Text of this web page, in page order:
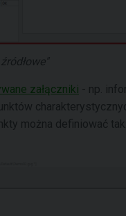
załączniki - np.
można definiować